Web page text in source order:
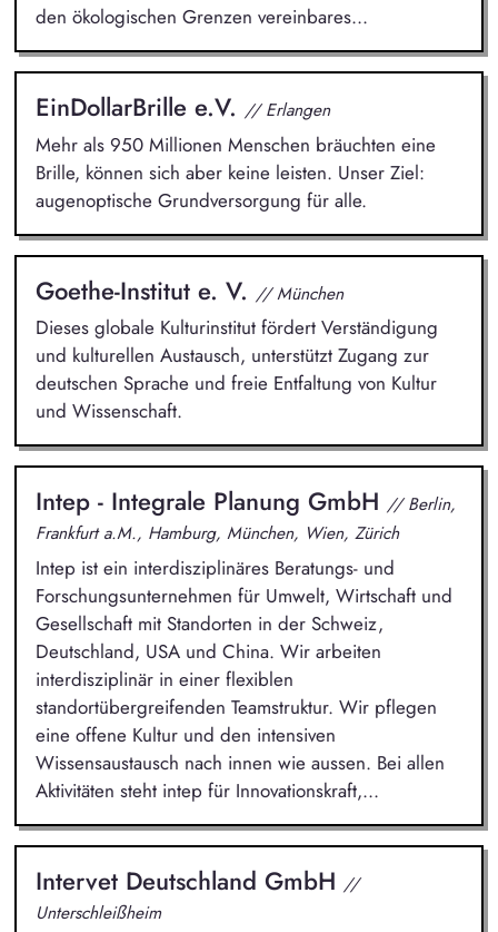
den ökologischen Grenzen vereinbares...
EinDollarBrille e.V. // Erlangen
Mehr als 950 Millionen Menschen bräuchten eine
Brille, können sich aber keine leisten. Unser Ziel:
augenoptische Grundversorgung für alle.
Goethe-Institut e. V. // München
Dieses globale Kulturinstitut fördert Verständigung
und kulturellen Austausch, unterstützt Zugang zur
deutschen Sprache und freie Entfaltung von Kultur
und Wissenschaft.
Intep - Integrale Planung GmbH // Berlin,
Frankfurt a.M., Hamburg, München, Wien, Zürich
Intep ist ein interdisziplinäres Beratungs- und
Forschungsunternehmen für Umwelt, Wirtschaft und
Gesellschaft mit Standorten in der Schweiz,
Deutschland, USA und China. Wir arbeiten
interdisziplinär in einer flexiblen
standortübergreifenden Teamstruktur. Wir pflegen
eine offene Kultur und den intensiven
Wissensaustausch nach innen wie aussen. Bei allen
Aktivitäten steht intep für Innovationskraft,...
Intervet Deutschland GmbH //
Unterschleißheim